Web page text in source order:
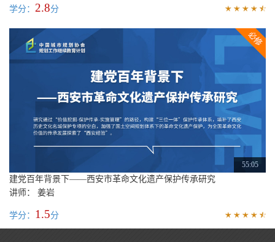
学分： 2.8分
55:05
建党百年背景下——西安市革命文化遗产保护传承研究
讲师： 姜岩
学分： 1.5分